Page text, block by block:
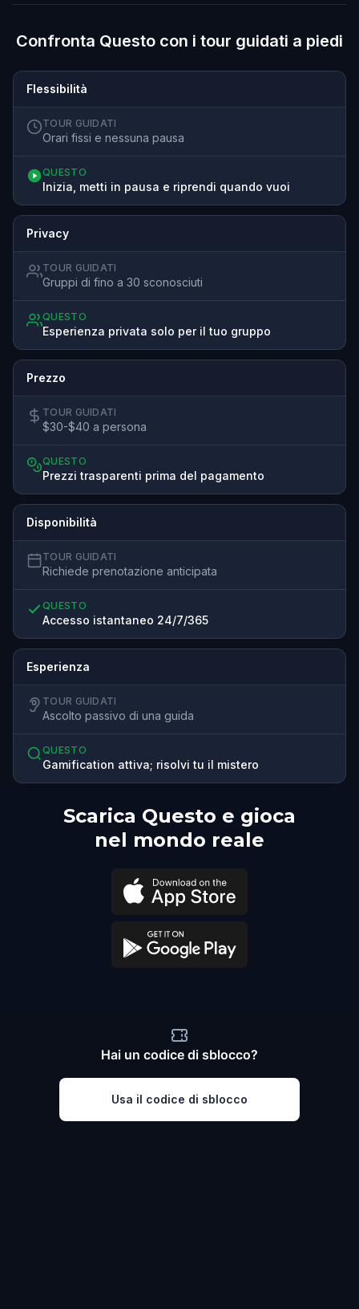
Confronta Questo con i tour guidati a piedi
Flessibilità
TOUR GUIDATI
Orari fissi e nessuna pausa
QUESTO
Inizia, metti in pausa e riprendi quando vuoi
Privacy
TOUR GUIDATI
Gruppi di fino a 30 sconosciuti
QUESTO
Esperienza privata solo per il tuo gruppo
Prezzo
TOUR GUIDATI
$30-$40 a persona
QUESTO
Prezzi trasparenti prima del pagamento
Disponibilità
TOUR GUIDATI
Richiede prenotazione anticipata
QUESTO
Accesso istantaneo 24/7/365
Esperienza
TOUR GUIDATI
Ascolto passivo di una guida
QUESTO
Gamification attiva; risolvi tu il mistero
Scarica Questo e gioca
nel mondo reale
Hai un codice di sblocco?
Usa il codice di sblocco